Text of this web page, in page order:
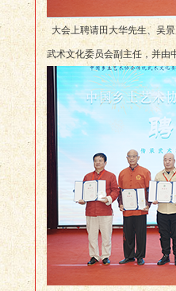
大会上聘请田大华先生、吴
武术文化委员会副主任，并由